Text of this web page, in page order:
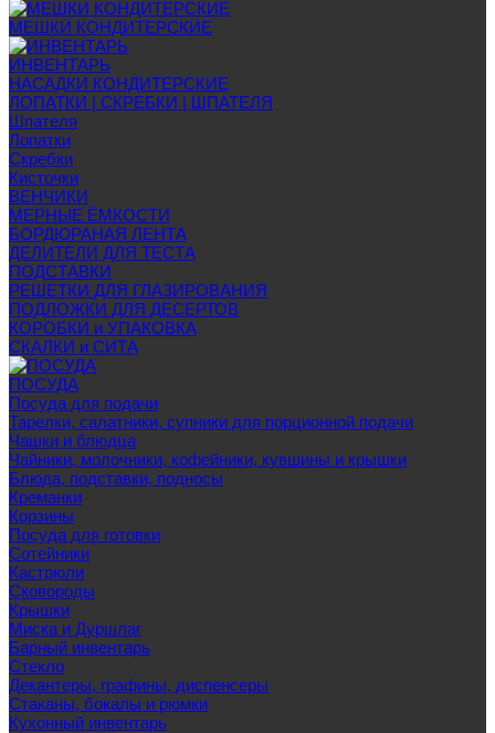
МЕШКИ КОНДИТЕРСКИЕ
ИНВЕНТАРЬ
НАСАДКИ КОНДИТЕРСКИЕ
ЛОПАТКИ | СКРЕБКИ | ШПАТЕЛЯ
Шпателя
Лопатки
Скребки
Кисточки
ВЕНЧИКИ
МЕРНЫЕ ЁМКОСТИ
БОРДЮРАНАЯ ЛЕНТА
ДЕЛИТЕЛИ ДЛЯ ТЕСТА
ПОДСТАВКИ
РЕШЕТКИ ДЛЯ ГЛАЗИРОВАНИЯ
ПОДЛОЖКИ ДЛЯ ДЕСЕРТОВ
КОРОБКИ и УПАКОВКА
СКАЛКИ и СИТА
ПОСУДА
Посуда для подачи
Тарелки, салатники, супники для порционной подачи
Чашки и блюдца
Чайники, молочники, кофейники, кувшины и крышки
Блюда, подставки, подносы
Креманки
Корзины
Посуда для готовки
Сотейники
Кастрюли
Сковороды
Крышки
Миска и Дуршлаг
Барный инвентарь
Стекло
Декантеры, графины, диспенсеры
Стаканы, бокалы и рюмки
Кухонный инвентарь